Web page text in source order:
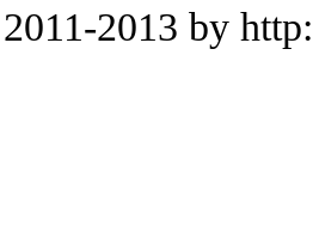
2013 by